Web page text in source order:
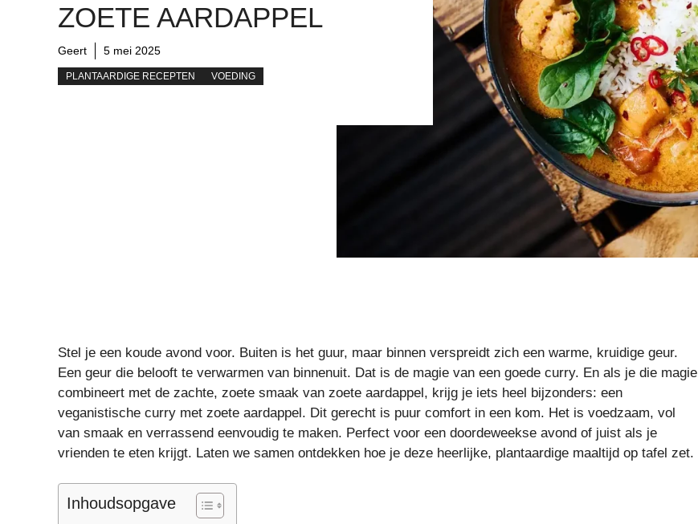
ZOETE AARDAPPEL
Geert 5 mei 2025
PLANTAARDIGE RECEPTEN VOEDING
Stel je een koude avond voor. Buiten is het guur, maar binnen verspreidt zich een warme, kruidige geur.
Een geur die belooft te verwarmen van binnenuit. Dat is de magie van een goede curry. En als je die magie
combineert met de zachte, zoete smaak van zoete aardappel, krijg je iets heel bijzonders: een
veganistische curry met zoete aardappel. Dit gerecht is puur comfort in een kom. Het is voedzaam, vol
van smaak en verrassend eenvoudig te maken. Perfect voor een doordeweekse avond of juist als je
vrienden te eten krijgt. Laten we samen ontdekken hoe je deze heerlijke, plantaardige maaltijd op tafel zet.
Inhoudsopgave